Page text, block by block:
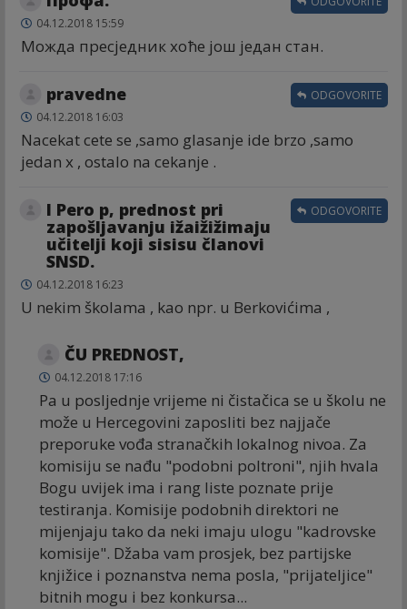
04.12.2018 15:59
Можда пресједник хоће још један стан.
pravedne
04.12.2018 16:03
Nacekat cete se ,samo glasanje ide brzo ,samo
jedan x , ostalo na cekanje .
ODGOVORITE
I Pero p, prednost pri
zapošljavanju ižaižižimaju
učitelji koji sisisu članovi
SNSD.
04.12.2018 16:23
U nekim školama , kao npr. u Berkovićima ,
ODGOVORITE
ČU PREDNOST,
04.12.2018 17:16
Pa u posljednje vrijeme ni čistačica se u školu ne
može u Hercegovini zaposliti bez najjače
preporuke vođa stranačkih lokalnog nivoa. Za
komisiju se nađu "podobni poltroni", njih hvala
Bogu uvijek ima i rang liste poznate prije
testiranja. Komisije podobnih direktori ne
mijenjaju tako da neki imaju ulogu "kadrovske
komisije". Džaba vam prosjek, bez partijske
knjižice i poznanstva nema posla, "prijateljice"
bitnih mogu i bez konkursa...